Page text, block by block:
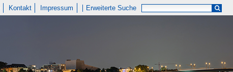
Kontakt Impressum Erweiterte Suche